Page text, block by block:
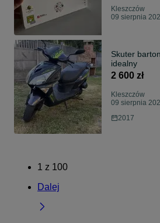
Kleszczów
09 sierpnia
Skuter
idealny
2 600 zł
Kleszczów
09 sierpnia
2017
1 z 100
Dalej